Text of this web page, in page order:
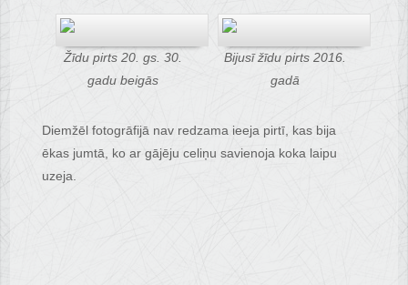
Žīdu pirts 20. gs. 30.
gadu beigās
Bijusī žīdu pirts 2016.
gadā
Diemžēl fotogrāfijā nav redzama ieeja pirtī, kas bija
ēkas jumtā, ko ar gājēju celiņu savienoja koka laipu
uzeja.